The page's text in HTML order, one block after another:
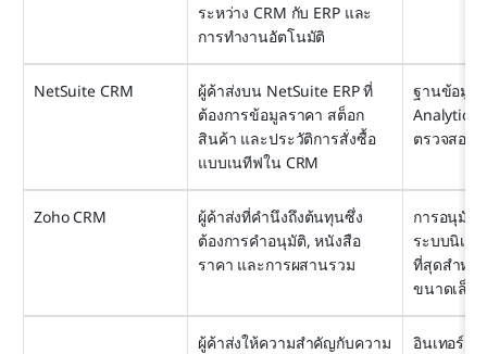
ระหว่าง CRM กับ ERP และ
การทำงานอัตโนมัติ
NetSuite CRM
ผู้ค้าส่งบน NetSuite ERP ที่
ต้องการข้อมูลราคา สต็อก
สินค้า และประวัติการสั่งซื้อ
แบบเนทีฟใน CRM
ฐานข้อมูล
Analytics,
ตรวจสอบ
Zoho CRM
ผู้ค้าส่งที่คำนึงถึงต้นทุนซึ่ง
ต้องการคำอนุมัติ, หนังสือ
ราคา และการผสานรวม
การอนุมัติ
ระบบนิเว
ที่สุดสำหรั
ขนาดเล็ก
ผู้ค้าส่งให้ความสำคัญกับความ
อินเทอร์เ